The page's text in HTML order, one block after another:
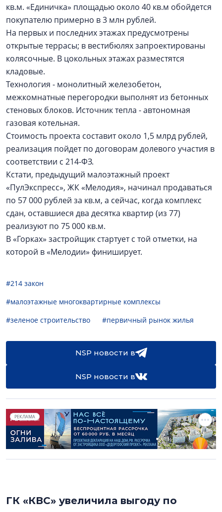
кв.м. «Единичка» площадью около 40 кв.м обойдется
покупателю примерно в 3 млн рублей.
На первых и последних этажах предусмотрены
открытые террасы; в вестибюлях запроектированы
колясочные. В цокольных этажах разместятся
кладовые.
Технология - монолитный железобетон,
межкомнатные перегородки выполнят из бетонных
стеновых блоков. Источник тепла - автономная
газовая котельная.
Стоимость проекта составит около 1,5 млрд рублей,
реализация пойдет по договорам долевого участия в
соответствии с 214-ФЗ.
Кстати, предыдущий малоэтажный проект
«ПулЭкспресс», ЖК «Мелодия», начинал продаваться
по 57 000 рублей за кв.м, а сейчас, когда комплекс
сдан, оставшиеся два десятка квартир (из 77)
реализуют по 75 000 кв.м.
В «Горках» застройщик стартует с той отметки, на
которой в «Мелодии» финиширует.
#214 закон
#малоэтажные многоквартирные комплексы
#зеленое строительство
#первичный рынок жилья
NSP новости в
NSP новости в
РЕКЛАМА
ГК «КВС» увеличила выгоду по